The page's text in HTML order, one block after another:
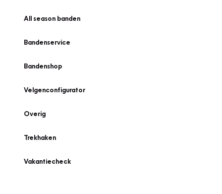
All season banden
Bandenservice
Bandenshop
Velgenconfigurator
Overig
Trekhaken
Vakantiecheck